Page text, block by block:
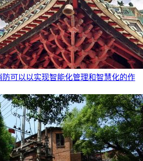
可以以实现智能化管理和智慧化的作